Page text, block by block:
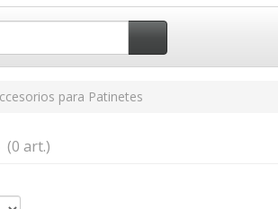
para Patinetes
(0 art.)